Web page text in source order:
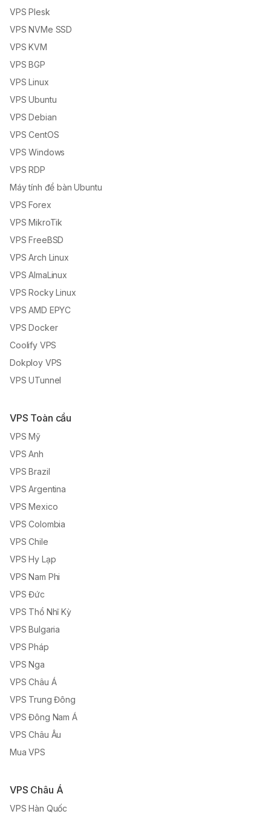
VPS Plesk
VPS NVMe SSD
VPS KVM
VPS BGP
VPS Linux
VPS Ubuntu
VPS Debian
VPS CentOS
VPS Windows
VPS RDP
Máy tính để bàn Ubuntu
VPS Forex
VPS MikroTik
VPS FreeBSD
VPS Arch Linux
VPS AlmaLinux
VPS Rocky Linux
VPS AMD EPYC
VPS Docker
Coolify VPS
Dokploy VPS
VPS UTunnel
VPS Toàn cầu
VPS Mỹ
VPS Anh
VPS Brazil
VPS Argentina
VPS Mexico
VPS Colombia
VPS Chile
VPS Hy Lạp
VPS Nam Phi
VPS Đức
VPS Thổ Nhĩ Kỳ
VPS Bulgaria
VPS Pháp
VPS Nga
VPS Châu Á
VPS Trung Đông
VPS Đông Nam Á
VPS Châu Âu
Mua VPS
VPS Châu Á
VPS Hàn Quốc